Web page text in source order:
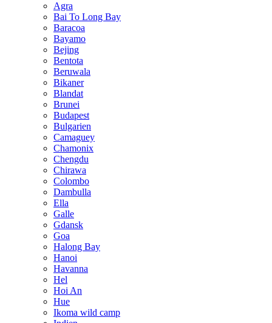
Agra
Bai To Long Bay
Baracoa
Bayamo
Bejing
Bentota
Beruwala
Bikaner
Blandat
Brunei
Budapest
Bulgarien
Camaguey
Chamonix
Chengdu
Chirawa
Colombo
Dambulla
Ella
Galle
Gdansk
Goa
Halong Bay
Hanoi
Havanna
Hel
Hoi An
Hue
Ikoma wild camp